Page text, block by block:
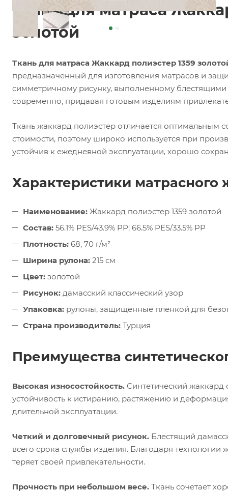
Ткань для матраса
золотой
Ткань для матраса Жаккард полиэстер 1359
предназначенный для изготовления матрасов и
симметричному рисунку, выполненному блестящими
современно, придавая готовым изделиям
Ткань жаккард полиэстер отличается оптимальным
стоимости, поэтому широко используется при
устойчив к ежедневной эксплуатации, хорошо
Характеристики матрасного
Наименование: Жаккард полиэстер 1359 золотой
Состав: 56.1% PES/43.9% PP; 66.5% PES/33.5% PP
Плотность: 68, 70 г/м²
Ширина рулона: 215 см
Цвет: золотой
Рисунок: дамасский классический узор
Упаковка: рулоны, защищенные пленкой для
Страна производитель: Турция
Преимущества
Высокая износостойкость. Синтетический жаккард
устойчивость к истиранию, растяжению и
длительной эксплуатации.
Четкий и долговечный рисунок. Блестящий
всего срока службы изделия. Благодаря технологии
теряет своей привлекательности.
Прочность при небольшом весе. Ткань сочетает